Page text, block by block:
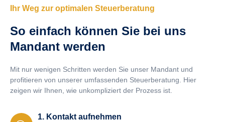
Ihr Weg zur optimalen Steuerberatung
So einfach können Sie bei uns
Mandant werden
Mit nur wenigen Schritten werden Sie unser Mandant und
profitieren von unserer umfassenden Steuerberatung. Hier
zeigen wir Ihnen, wie unkompliziert der Prozess ist.
1. Kontakt aufnehmen